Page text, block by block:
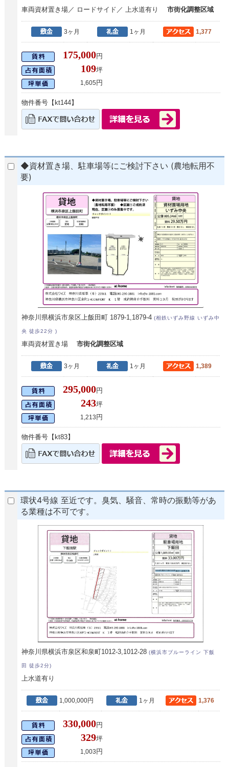
車両資材置き場／ ロードサイド／ 上水道有り市街化調整区域
3ヶ月 1ヶ月 1,377
175,000円
109坪
1,605 円
物件番号【kt144】
◆資材置き場、駐車場等にご検討下さい (農地転用不
要)
神奈川県横浜市泉区上飯田町 1879-1,1879-4(相鉄いずみ野線 いずみ中
央 徒歩22分 )
車両資材置き場市街化調整区域
3ヶ月 1ヶ月 1,389
295,000円
243坪
1,213 円
物件番号【kt83】
環状4号線 至近です。臭気、騒音、常時の振動等があ
る業種は不可です。
神奈川県横浜市泉区和泉町1012-3,1012-28(横浜市ブルーライン 下飯
田 徒歩2分)
上水道有り
1,000,000円 1ヶ月 1,376
330,000円
329坪
1,003 円